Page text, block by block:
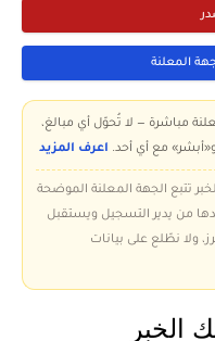
المعلنة
مباشرة — لا تُحوّل أي مبالغ،
مع أي أحد. اعرف المزيد
تتبع الجهة المعلنة الموضحة
من يدير التسجيل ويستقبل
ولا نطّلع على بيانات
الخبر